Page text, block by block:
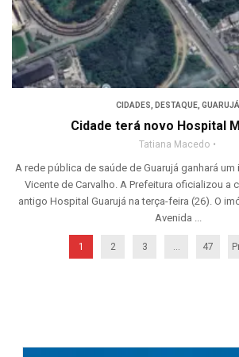
CIDADES DESTAQUE GUARUJÁ
Cidade terá novo Hospital
Tatiana Macedo
A rede pública de saúde de Guarujá ganhará
Vicente de Carvalho. A Prefeitura oficializou a
antigo Hospital Guarujá na terça-feira (26). O
Avenida ...
1 2 3 47